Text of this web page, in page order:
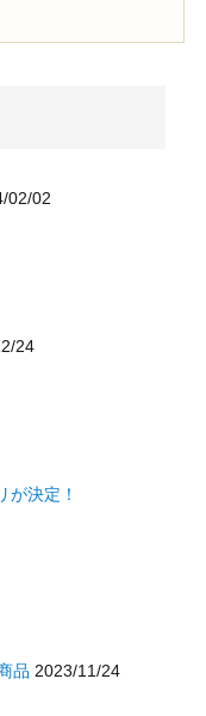
02/02
24
が決定！
品 2023/11/24